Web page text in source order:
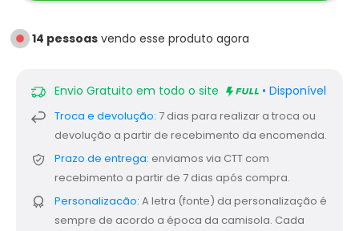
14 pessoas vendo esse produto agora
Envio Gratuito em todo o site • Disponível
Troca e devolução: 7 dias para realizar a troca ou
devolução a partir de recebimento da encomenda.
Prazo de entrega: enviamos via CTT com
recebimento a partir de 7 dias após compra.
Personalizacão: A letra (fonte) da personalização é
sempre de acordo a época da camisola. Cada